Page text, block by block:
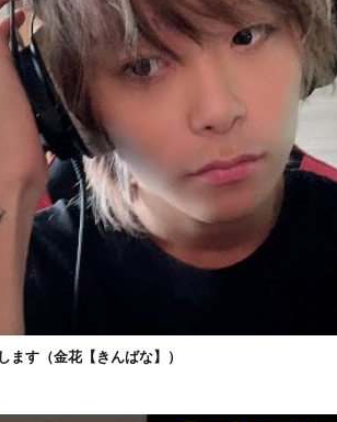
ます（金花【きんばな】）